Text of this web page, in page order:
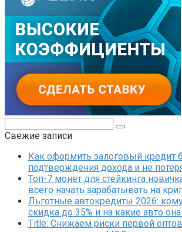
Свежие записи
Как оформить залоговый кредит
подтверждения дохода и не
Топ-7 монет для стейкинга
всего начать зарабатывать на
Льготные автокредиты 2026:
скидка до 35% и на какие авто
Title: Снижаем риски первой